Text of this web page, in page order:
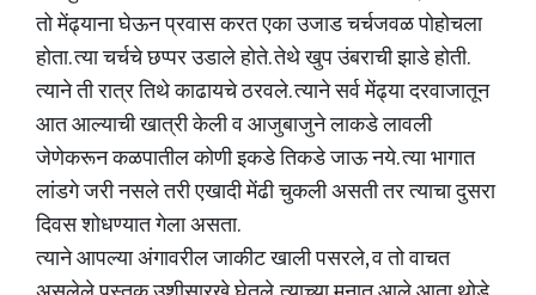
तो मेंढ्याना घेऊन प्रवास करत एका उजाड चर्चजवळ पोहोचला
होता. त्या चर्चचे छप्पर उडाले होते. तेथे खुप उंबराची झाडे होती.
त्याने ती रात्र तिथे काढायचे ठरवले. त्याने सर्व मेंढ्या दरवाजातून
आत आल्याची खात्री केली व आजुबाजुने लाकडे लावली
जेणेकरून कळपातील कोणी इकडे तिकडे जाऊ नये. त्या भागात
लांडगे जरी नसले तरी एखादी मेंढी चुकली असती तर त्याचा दुसरा
दिवस शोधण्यात गेला असता.
त्याने आपल्या अंगावरील जाकीट खाली पसरले, व तो वाचत